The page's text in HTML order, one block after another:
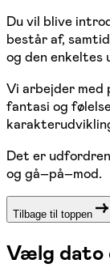
Du vil blive
består af,
og den enkeltes
Vi arbejder
fantasi og
Det er
og gå–på–mod.
Tilbage til toppen
Vælg dato